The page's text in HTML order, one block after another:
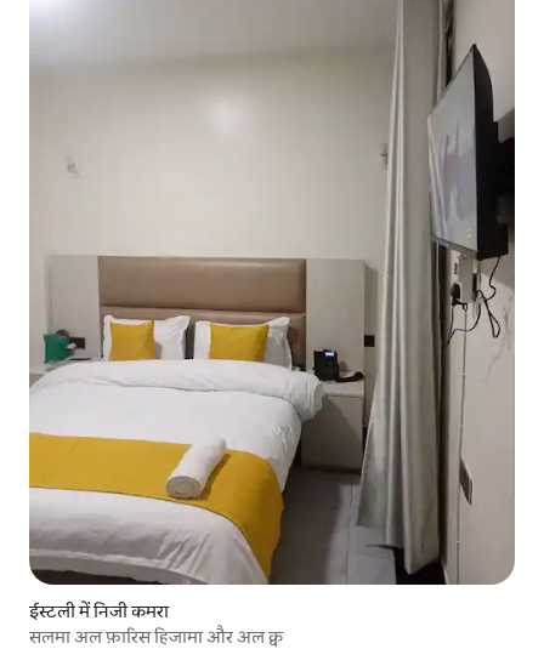
ईस्टली में निजी कमरा
सलमा अल फ़ारिस हिजामा और अल क्व